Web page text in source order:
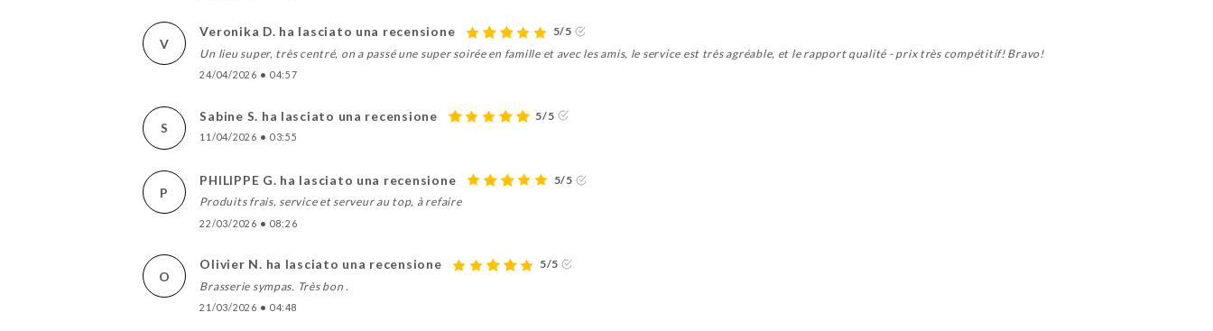
V
Veronika D. ha lasciato una recensione
5/5
Un lieu super, très centré, on a passé une super soirée en famille et avec les amis, le service est très agréable, et le rapport qualité - prix très compétitif! Bravo!
24/04/2026 • 04:57
S
Sabine S. ha lasciato una recensione 5/5
11/04/2026 • 03:55
P
PHILIPPE G. ha lasciato una recensione
5/5
Produits frais, service et serveur au top, à refaire
22/03/2026 • 08:26
O
Olivier N. ha lasciato una recensione
5/5
Brasserie sympas. Très bon .
21/03/2026 • 04:48